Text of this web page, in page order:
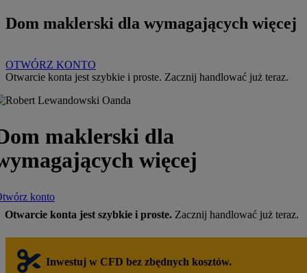
Dom maklerski dla wymagających więcej
OTWÓRZ KONTO
Otwarcie konta jest szybkie i proste. Zacznij handlować już teraz.
maklerski dla
więcej
konto
Otwarcie konta jest szybkie i proste. Zacznij handlować już teraz.
Inwestuj w CFD bez zbędnych kosztów.